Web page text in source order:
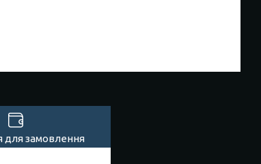
для замовлення